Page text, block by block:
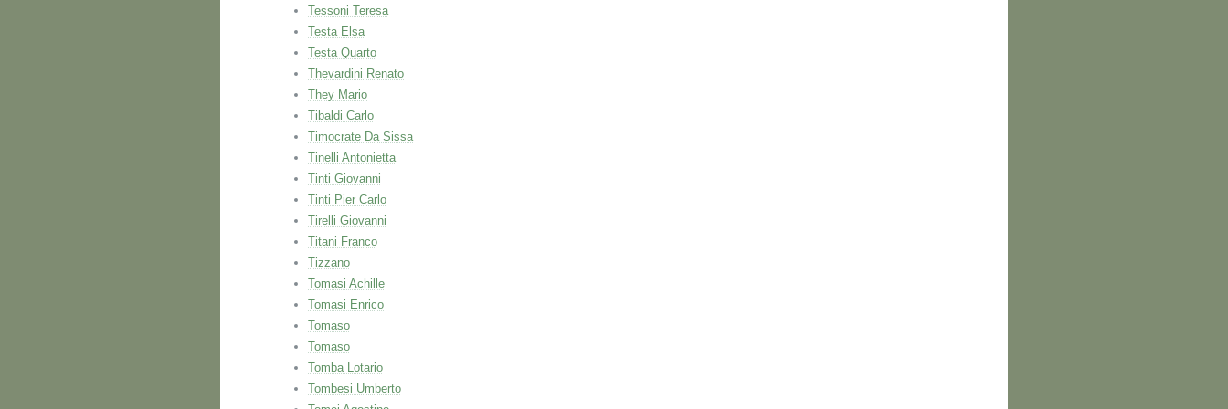
Tessoni Teresa
Testa Elsa
Testa Quarto
Thevardini Renato
They Mario
Tibaldi Carlo
Timocrate Da Sissa
Tinelli Antonietta
Tinti Giovanni
Tinti Pier Carlo
Tirelli Giovanni
Titani Franco
Tizzano
Tomasi Achille
Tomasi Enrico
Tomaso
Tomaso
Tomba Lotario
Tombesi Umberto